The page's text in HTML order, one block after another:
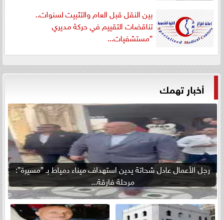
بين النقل قبل العام والتثبيت لسنوات..
تناقضات التقييم في حركة مديري
”مستشفيات...
أخبار تهمك
رجل الأعمال عادل شحاتة يدين استهداف ميناء دمياط بـ ”مسيرة”:
مرحلة فارقة...